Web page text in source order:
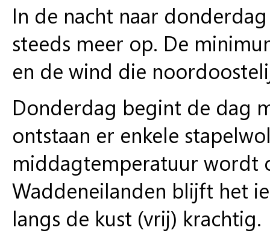
In de nacht naar
steeds meer op. De
en de wind die
Donderdag begint de dag
ontstaan er enkele
middagtemperatuur wordt
Waddeneilanden blijft het
langs de kust (vrij) krachtig.